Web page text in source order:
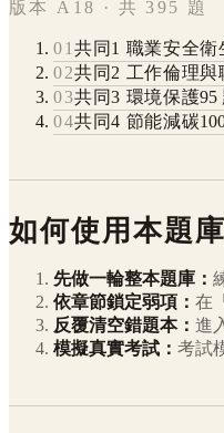
版本 A18 · 共 395 題
01共同1 職業安全衛
02共同2 工作倫理與
03共同3 環境保護95
04共同4 節能減碳
如何使用本題
先做一輪整本題庫：
依章節鎖定弱項： 在
反覆清空錯題本： 進
模擬真實考試： 考試